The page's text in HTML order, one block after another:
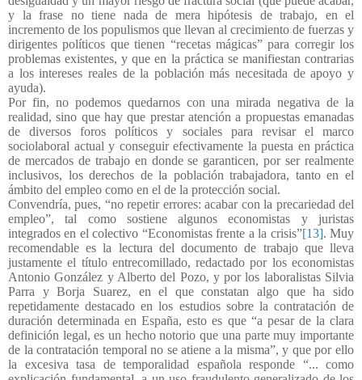
y la frase no tiene nada de mera hipótesis de trabajo, en el
incremento de los populismos que llevan al crecimiento de fuerzas y
dirigentes políticos que tienen “recetas mágicas” para corregir los
problemas existentes, y que en la práctica se manifiestan contrarias
a los intereses reales de la población más necesitada de apoyo y
ayuda).
Por fin, no podemos quedarnos con una mirada negativa de la
realidad, sino que hay que prestar atención a propuestas emanadas
de diversos foros políticos y sociales para revisar el marco
sociolaboral actual y conseguir efectivamente la puesta en práctica
de mercados de trabajo en donde se garanticen, por ser realmente
inclusivos, los derechos de la población trabajadora, tanto en el
ámbito del empleo como en el de la protección social.
Convendría, pues, “no repetir errores: acabar con la precariedad del
empleo”, tal como sostiene algunos economistas y juristas
integrados en el colectivo “Economistas frente a la crisis”[13]. Muy
recomendable es la lectura del documento de trabajo que lleva
justamente el título entrecomillado, redactado por los economistas
Antonio González y Alberto del Pozo, y por los laboralistas Silvia
Parra y Borja Suarez, en el que constatan algo que ha sido
repetidamente destacado en los estudios sobre la contratación de
duración determinada en España, esto es que “a pesar de la clara
definición legal, es un hecho notorio que una parte muy importante
de la contratación temporal no se atiene a la misma”, y que por ello
la excesiva tasa de temporalidad española responde “... como